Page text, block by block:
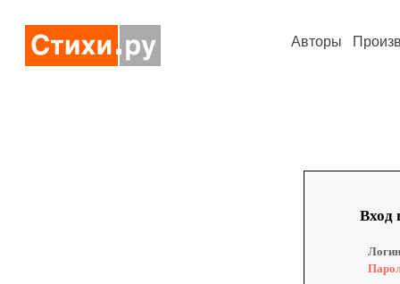
Авторы
Вход